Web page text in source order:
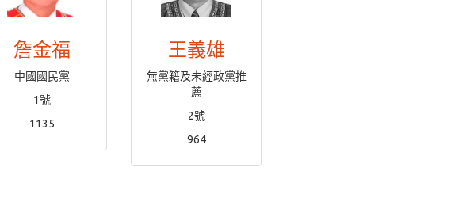
詹金福
中國國民黨
1號
1135
王義雄
無黨籍及未經政黨推
薦
2號
964